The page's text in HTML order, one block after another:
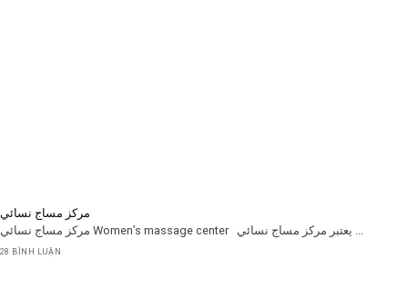
مركز مساج نسائي
28 BÌNH LUẬN